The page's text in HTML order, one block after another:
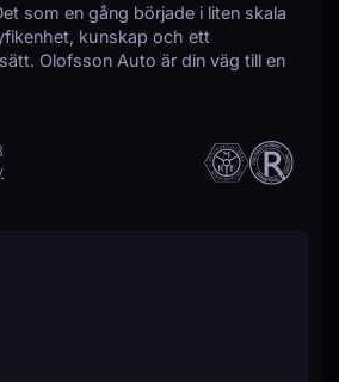
som en gång började i liten skala
kunskap och ett
Olofsson Auto är din väg till en